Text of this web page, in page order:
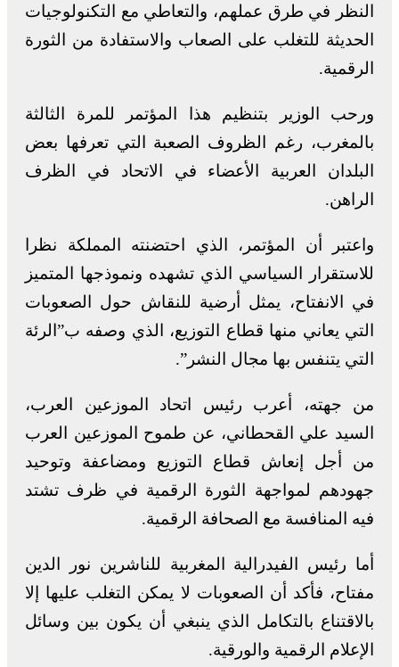
النظر في طرق عملهم، والتعاطي مع التكنولوجيات
الحديثة للتغلب على الصعاب والاستفادة من الثورة
الرقمية.
ورحب الوزير بتنظيم هذا المؤتمر للمرة الثالثة
بالمغرب، رغم الظروف الصعبة التي تعرفها بعض
البلدان العربية الأعضاء في الاتحاد في الظرف
الراهن.
واعتبر أن المؤتمر، الذي احتضنته المملكة نظرا
للاستقرار السياسي الذي تشهده ونموذجها المتميز
في الانفتاح، يمثل أرضية للنقاش حول الصعوبات
التي يعاني منها قطاع التوزيع، الذي وصفه ب”الرئة
التي يتنفس بها مجال النشر”.
من جهته، أعرب رئيس اتحاد الموزعين العرب،
السيد علي القحطاني، عن طموح الموزعين العرب
من أجل إنعاش قطاع التوزيع ومضاعفة وتوحيد
جهودهم لمواجهة الثورة الرقمية في ظرف تشتد
فيه المنافسة مع الصحافة الرقمية.
أما رئيس الفيدرالية المغربية للناشرين نور الدين
مفتاح، فأكد أن الصعوبات لا يمكن التغلب عليها إلا
بالاقتناع بالتكامل الذي ينبغي أن يكون بين وسائل
الإعلام الرقمية والورقية.